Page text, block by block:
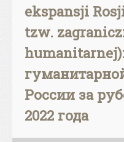
ekspansji
tzw.
России за
2022 года